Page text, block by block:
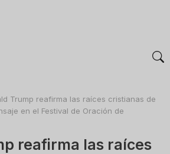
Trump reafirma las raíces cristianas de
en el Festival de Oración de
reafirma las raíces